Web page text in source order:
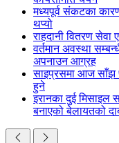
मध्यपूर्व संकटका
थप्यो
राहदानी वितरण
वर्तमान अवस्था
अपनाउन आग्रह
साइप्रसमा आज साँझ
हुने
इरानका दुई मिसाइल
बनाएको बेलायतको